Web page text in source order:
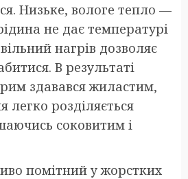
Низьке, вологе тепло —
не дає температурі
нагрів дозволяє
В результаті
здавався жиластим,
легко розділяється
соковитим і
помітний у жорстких